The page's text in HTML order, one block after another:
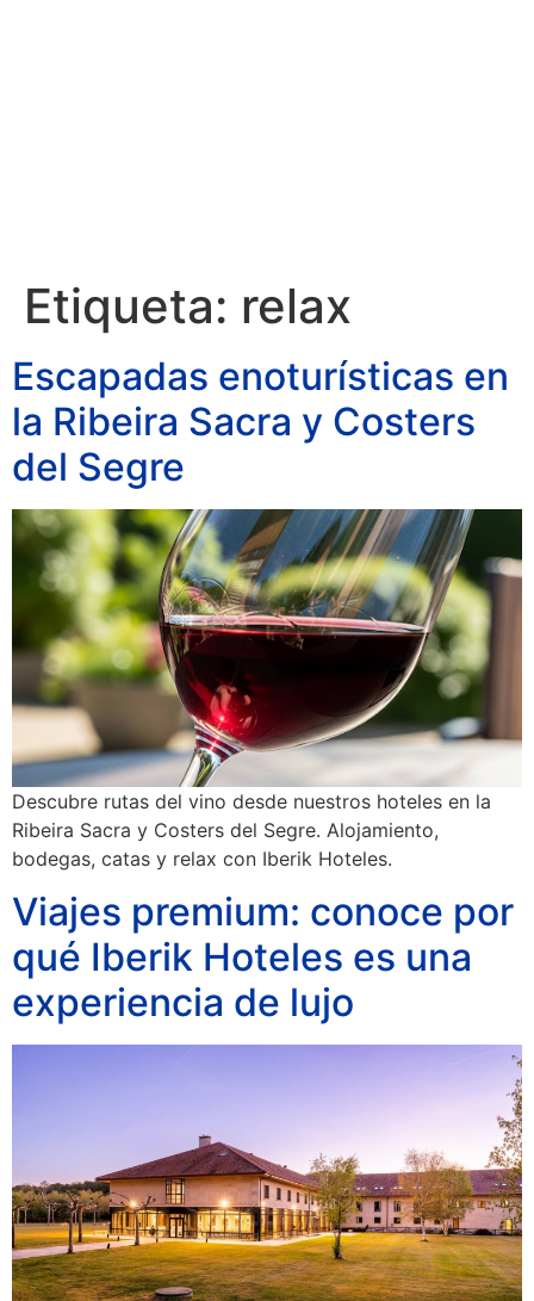
Etiqueta: relax
Escapadas enoturísticas en
la Ribeira Sacra y Costers
del Segre
Descubre rutas del vino desde nuestros hoteles en la
Ribeira Sacra y Costers del Segre. Alojamiento,
bodegas, catas y relax con Iberik Hoteles.
Viajes premium: conoce por
qué Iberik Hoteles es una
experiencia de lujo